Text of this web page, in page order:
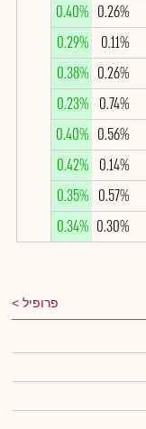
0.26%
0.40%
0.11%
0.29%
0.26%
0.38%
0.74%
0.23%
0.56%
0.40%
0.14%
0.42%
0.57%
0.35%
0.30%
0.34%
פרופיל